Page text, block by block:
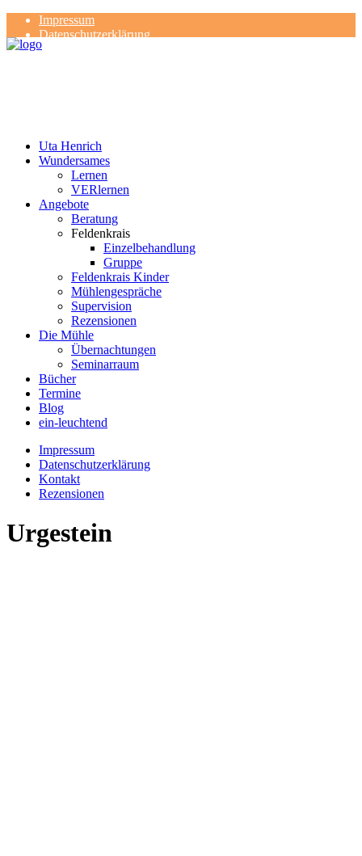
Impressum
Datenschutzerklärung
Kontakt
Uta Henrich
Wundersames
Lernen
VERlernen
Angebote
Beratung
Feldenkrais
Einzelbehandlung
Gruppe
Feldenkrais Kinder
Mühlengespräche
Supervision
Rezensionen
Die Mühle
Übernachtungen
Seminarraum
Bücher
Termine
Blog
ein-leuchtend
Impressum
Datenschutzerklärung
Kontakt
Rezensionen
Urgestein